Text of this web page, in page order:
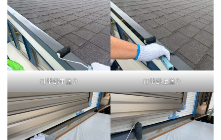
付帯部中塗り 付帯部上塗り